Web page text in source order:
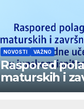
NOVOSTI VAŽNO
Raspored
maturskih i
ispita za